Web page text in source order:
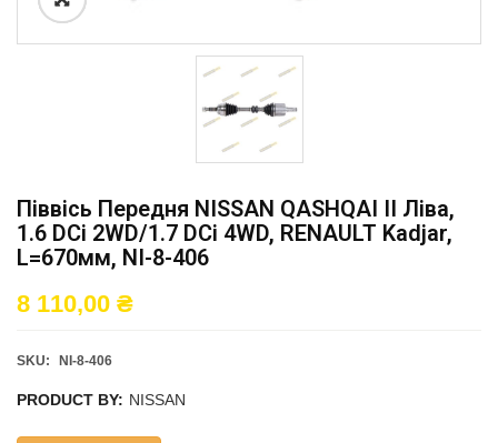
Піввісь Передня NISSAN QASHQAI II Ліва,
1.6 DCi 2WD/1.7 DCi 4WD, RENAULT Kadjar,
L=670мм, NI-8-406
8 110,00 ₴
SKU: NI-8-406
PRODUCT BY: NISSAN